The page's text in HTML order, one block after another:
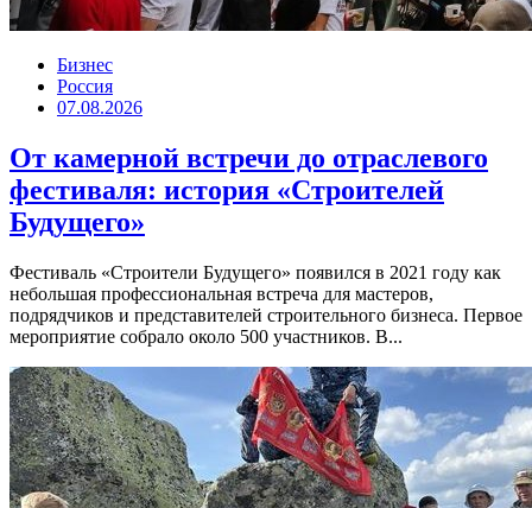
Бизнес
Россия
07.08.2026
От камерной встречи до отраслевого
фестиваля: история «Строителей
Будущего»
Фестиваль «Строители Будущего» появился в 2021 году как
небольшая профессиональная встреча для мастеров,
подрядчиков и представителей строительного бизнеса. Первое
мероприятие собрало около 500 участников. В...